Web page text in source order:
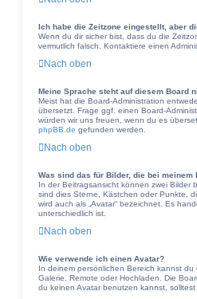
Ich habe die Zeitzone eingestellt, aber
Wenn du dir sicher bist, dass du die
vermutlich falsch. Kontaktiere einen
Nach oben
Meine Sprache steht auf diesem Board
Meist hat die Board-Administration
übersetzt. Frage ggf. einen Board-
würden wir uns freuen, wenn du es
phpBB.de gefunden werden.
Nach oben
Was sind das für Bilder, die bei meinem
In der Beitragsansicht können zwei Bilder
sind dies Sterne, Kästchen oder Punkte,
wird auch als „Avatar“ bezeichnet. Es
unterschiedlich ist.
Nach oben
Wie verwende ich einen Avatar?
In deinem persönlichen Bereich kannst
Galerie, Remote oder Hochladen. Die
du keinen Avatar benutzen kannst,